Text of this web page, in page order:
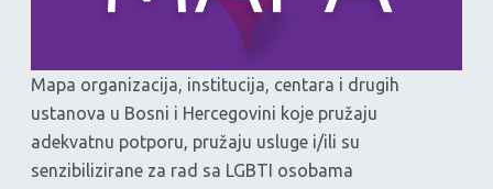
Mapa organizacija, institucija, centara i drugih
ustanova u Bosni i Hercegovini koje pružaju
adekvatnu potporu, pružaju usluge i/ili su
senzibilizirane za rad sa LGBTI osobama